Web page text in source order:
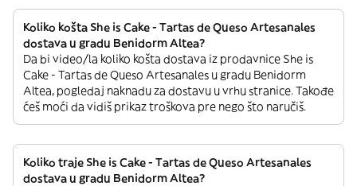
Koliko košta She is Cake - Tartas de Queso Artesanales
dostava u gradu Benidorm Altea?
Da bi video/la koliko košta dostava iz prodavnice She is
Cake - Tartas de Queso Artesanales u gradu Benidorm
Altea, pogledaj naknadu za dostavu u vrhu stranice. Takođe
ćeš moći da vidiš prikaz troškova pre nego što naručiš.
Koliko traje She is Cake - Tartas de Queso Artesanales
dostava u gradu Benidorm Altea?